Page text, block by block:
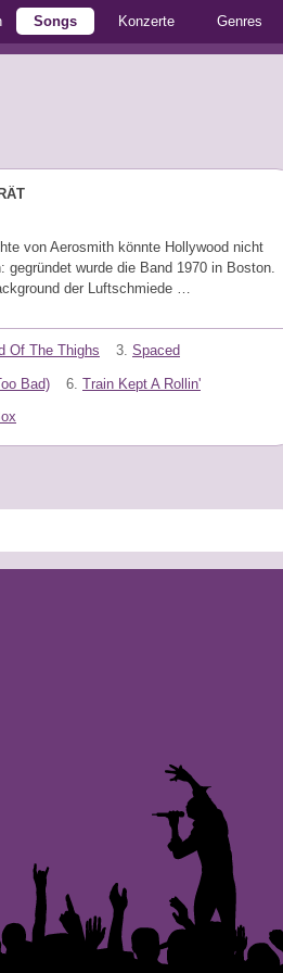
Songs Konzerte Genres
von Aerosmith könnte Hollywood nicht
gegründet wurde die Band 1970 in Boston.
der Luftschmiede …
Of The Thighs 3. Spaced
Bad) 6. Train Kept A Rollin'
Speichern